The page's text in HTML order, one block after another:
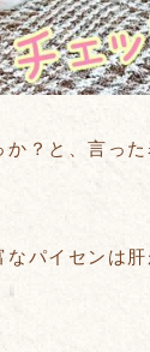
？と、言っ
なパイセンは